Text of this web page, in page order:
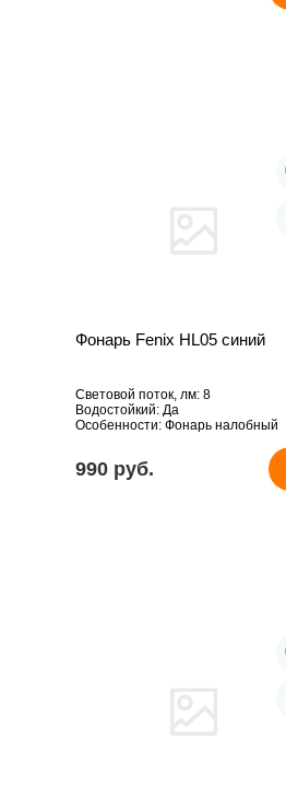
Фонарь Fenix HL05 синий
Световой поток, лм: 8
Водостойкий: Да
Особенности: Фонарь налобный
990 pуб.